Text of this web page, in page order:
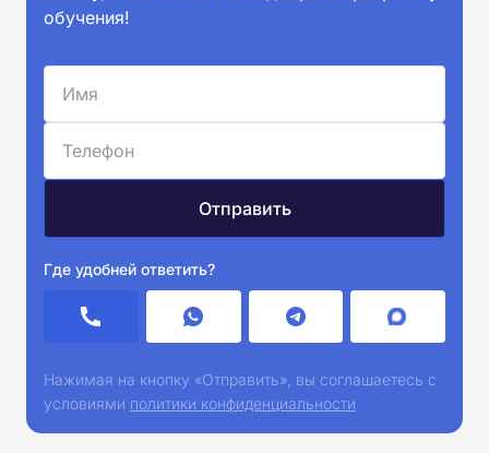
обучения!
Где удобней ответить?
Нажимая на кнопку «Отправить», вы соглашаетесь с
условиями политики конфиденциальности